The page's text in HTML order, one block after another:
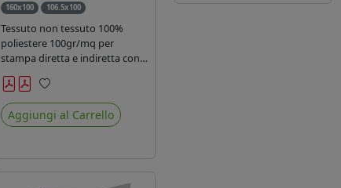
160x100 106.5x100
Tessuto non tessuto 100%
poliestere 100gr/mq per
stampa diretta e indiretta con
inchiostro sublimatico, latex e
uv.
Preferiti
Aggiungi al Carrello